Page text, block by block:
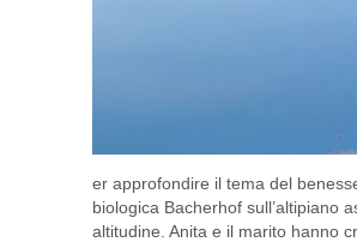
er approfondire il tema del
biologica Bacherhof sull’altipiano
altitudine. Anita e il marito hanno